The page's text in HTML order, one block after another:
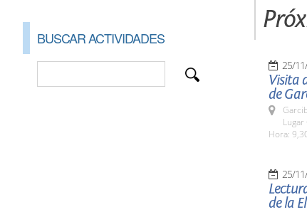
BUSCAR ACTIVIDADES
25/
Visita
de
Hora:
25/
de la